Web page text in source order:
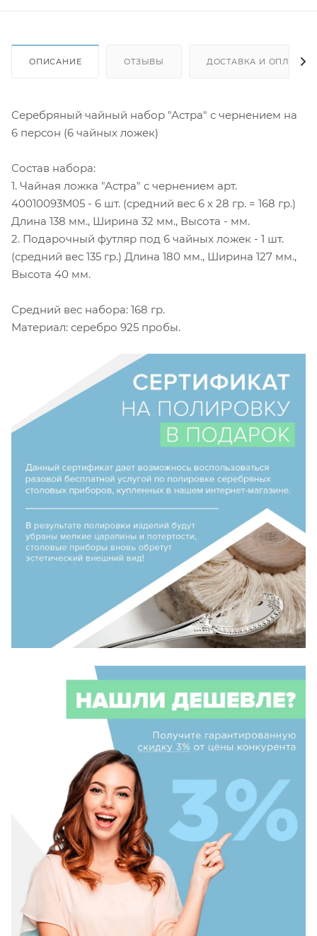
ОПИСАНИЕ ОТЗЫВЫ ДОСТАВКА И ОПЛАТА
Серебряный чайный набор "Астра" с чернением на
6 персон (6 чайных ложек)
Состав набора:
1. Чайная ложка "Астра" с чернением арт.
40010093М05 - 6 шт. (средний вес 6 х 28 гр. = 168 гр.)
Длина 138 мм., Ширина 32 мм., Высота - мм.
2. Подарочный футляр под 6 чайных ложек - 1 шт.
(средний вес 135 гр.) Длина 180 мм., Ширина 127 мм.,
Высота 40 мм.
Средний вес набора: 168 гр.
Материал: серебро 925 пробы.